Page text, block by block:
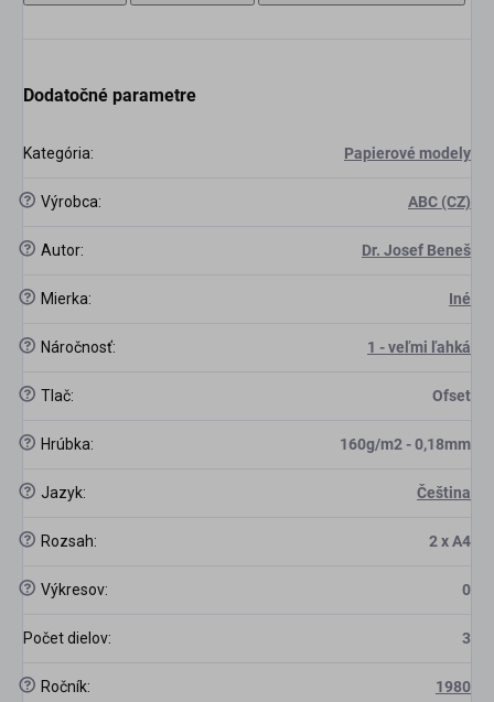
Dodatočné parametre
Kategória: Papierové modely
? Výrobca: ABC (CZ)
? Autor: Dr. Josef Beneš
? Mierka: Iné
? Náročnosť: 1 - veľmi ľahká
? Tlač: Ofset
? Hrúbka: 160g/m2 - 0,18mm
? Jazyk: Čeština
? Rozsah: 2 x A4
? Výkresov: 0
Počet dielov: 3
? Ročník: 1980